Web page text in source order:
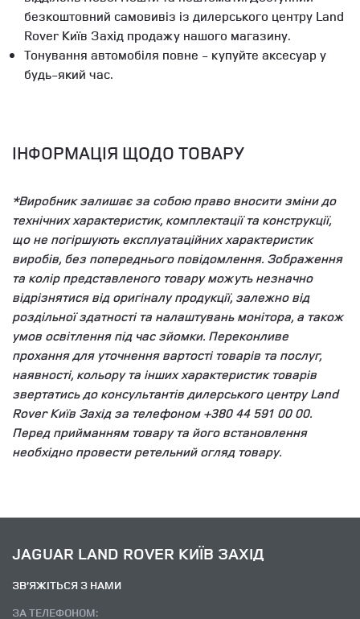
безкоштовний самовивіз із дилерського центру Land
Rover Київ Захід продажу нашого магазину.
Тонування автомобіля повне - купуйте аксесуар у
будь-який час.
ІНФОРМАЦІЯ ЩОДО ТОВАРУ
*Виробник залишає за собою право вносити зміни до
технічних характеристик, комплектації та конструкції,
що не погіршують експлуатаційних характеристик
виробів, без попереднього повідомлення. Зображення
та колір представленого товару можуть незначно
відрізнятися від оригіналу продукції, залежно від
роздільної здатності та налаштувань монітора, а також
умов освітлення під час зйомки. Переконливе
прохання для уточнення вартості товарів та послуг,
наявності, кольору та інших характеристик товарів
звертатись до консультантів дилерського центру Land
Rover Київ Захід за телефоном +380 44 591 00 00.
Перед прийманням товару та його встановлення
необхідно провести ретельний огляд товару.
JAGUAR LAND ROVER КИЇВ ЗАХІД
ЗВ’ЯЖІТЬСЯ З НАМИ
ЗА ТЕЛЕФОНОМ: